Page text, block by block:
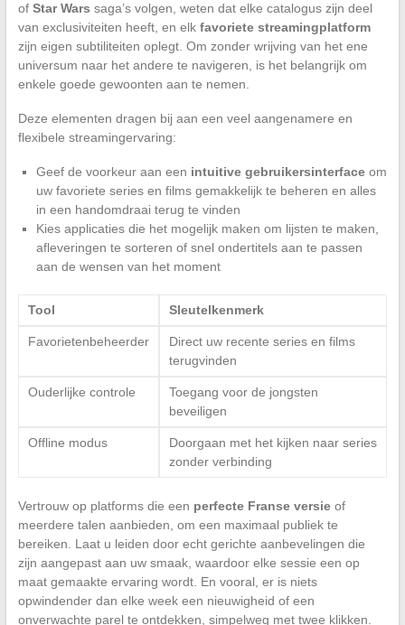
of Star Wars saga’s volgen, weten dat elke catalogus zijn deel
van exclusiviteiten heeft, en elk favoriete streamingplatform
zijn eigen subtiliteiten oplegt. Om zonder wrijving van het ene
universum naar het andere te navigeren, is het belangrijk om
enkele goede gewoonten aan te nemen.
Deze elementen dragen bij aan een veel aangenamere en
flexibele streamingervaring:
Geef de voorkeur aan een intuitive gebruikersinterfaceom
uw favoriete series en films gemakkelijk te beheren en alles
in een handomdraai terug te vinden
Kies applicaties die het mogelijk maken om lijsten te maken,
afleveringen te sorteren of snel ondertitels aan te passen
aan de wensen van het moment
Tool Sleutelkenmerk
Favorietenbeheerder
Direct uw recente series en films
terugvinden
Ouderlijke controle
Toegang voor de jongsten
beveiligen
Offline modus
Doorgaan met het kijken naar series
zonder verbinding
Vertrouw op platforms die een perfecte Franse versieof
meerdere talen aanbieden, om een maximaal publiek te
bereiken. Laat u leiden door echt gerichte aanbevelingen die
zijn aangepast aan uw smaak, waardoor elke sessie een op
maat gemaakte ervaring wordt. En vooral, er is niets
opwindender dan elke week een nieuwigheid of een
onverwachte parel te ontdekken, simpelweg met twee klikken.